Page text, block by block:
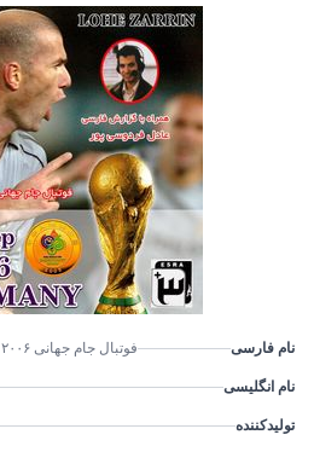
نام فارسی
فوتبال جام جهانی ۲۰۰۶ آلمان با گزارش عادل فردوسی پور
نام انگلیسی
تولیدکننده